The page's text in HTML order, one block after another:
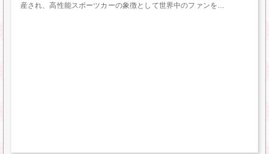
産され、高性能スポーツカーの象徴として世界中のファンを